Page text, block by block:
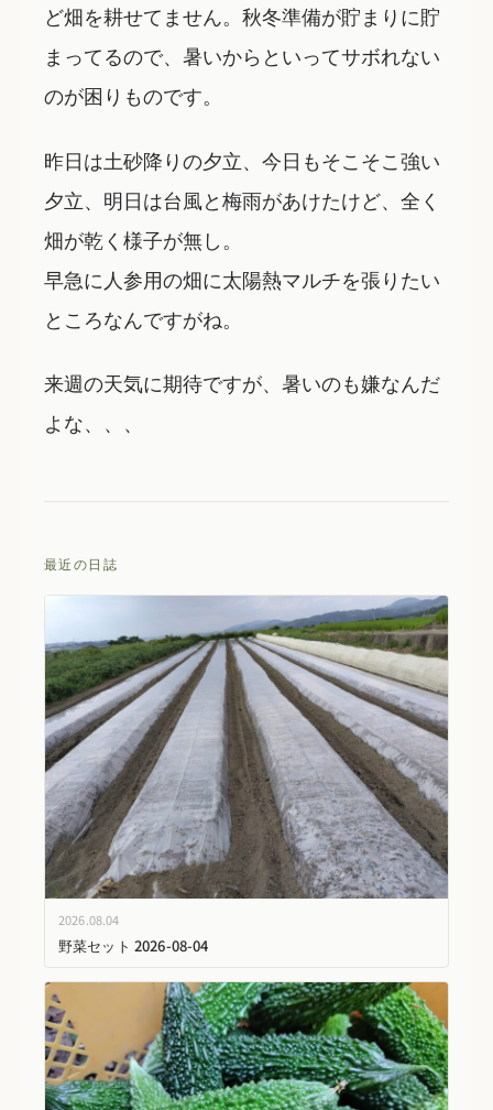
ど畑を耕せてません。秋冬準備が貯まりに貯
まってるので、暑いからといってサボれない
のが困りものです。
昨日は土砂降りの夕立、今日もそこそこ強い
夕立、明日は台風と梅雨があけたけど、全く
畑が乾く様子が無し。
早急に人参用の畑に太陽熱マルチを張りたい
ところなんですがね。
来週の天気に期待ですが、暑いのも嫌なんだ
よな、、、
最近の日誌
2026.08.04
野菜セット 2026-08-04